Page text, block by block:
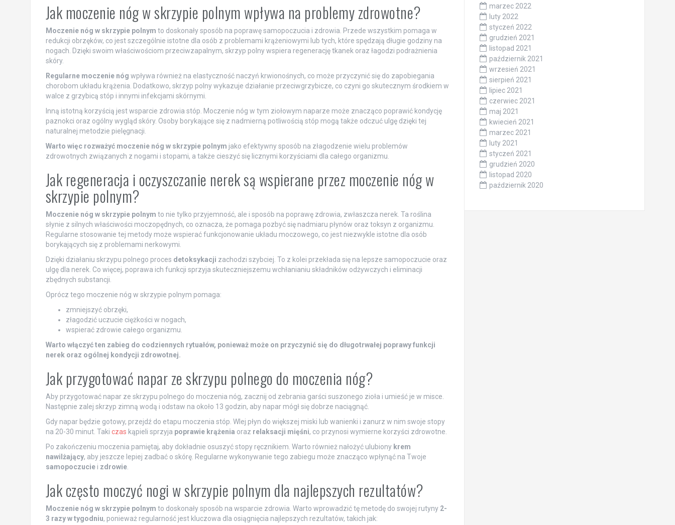
Jak moczenie nóg w skrzypie polnym wpływa na problemy zdrowotne?
Moczenie nóg w skrzypie polnym to doskonały sposób na poprawę samopoczucia i zdrowia. Przede wszystkim pomaga w
redukcji obrzęków, co jest szczególnie istotne dla osób z problemami krążeniowymi lub tych, które spędzają długie godziny na
nogach. Dzięki swoim właściwościom przeciwzapalnym, skrzyp polny wspiera regenerację tkanek oraz łagodzi podrażnienia
skóry.
Regularne moczenie nóg wpływa również na elastyczność naczyń krwionośnych, co może przyczynić się do zapobiegania
chorobom układu krążenia. Dodatkowo, skrzyp polny wykazuje działanie przeciwgrzybicze, co czyni go skutecznym środkiem w
walce z grzybicą stóp i innymi infekcjami skórnymi.
Inną istotną korzyścią jest wsparcie zdrowia stóp. Moczenie nóg w tym ziołowym naparze może znacząco poprawić kondycję
paznokci oraz ogólny wygląd skóry. Osoby borykające się z nadmierną potliwością stóp mogą także odczuć ulgę dzięki tej
naturalnej metodzie pielęgnacji.
Warto więc rozważyć moczenie nóg w skrzypie polnym jako efektywny sposób na złagodzenie wielu problemów
zdrowotnych związanych z nogami i stopami, a także cieszyć się licznymi korzyściami dla całego organizmu.
Jak regeneracja i oczyszczanie nerek są wspierane przez moczenie nóg w
skrzypie polnym?
Moczenie nóg w skrzypie polnym to nie tylko przyjemność, ale i sposób na poprawę zdrowia, zwłaszcza nerek. Ta roślina
słynie z silnych właściwości moczopędnych, co oznacza, że pomaga pozbyć się nadmiaru płynów oraz toksyn z organizmu.
Regularne stosowanie tej metody może wspierać funkcjonowanie układu moczowego, co jest niezwykle istotne dla osób
borykających się z problemami nerkowymi.
Dzięki działaniu skrzypu polnego proces detoksykacji zachodzi szybciej. To z kolei przekłada się na lepsze samopoczucie oraz
ulgę dla nerek. Co więcej, poprawa ich funkcji sprzyja skuteczniejszemu wchłanianiu składników odżywczych i eliminacji
zbędnych substancji.
Oprócz tego moczenie nóg w skrzypie polnym pomaga:
zmniejszyć obrzęki,
złagodzić uczucie ciężkości w nogach,
wspierać zdrowie całego organizmu.
Warto włączyć ten zabieg do codziennych rytuałów, ponieważ może on przyczynić się do długotrwałej poprawy funkcji
nerek oraz ogólnej kondycji zdrowotnej.
Jak przygotować napar ze skrzypu polnego do moczenia nóg?
Aby przygotować napar ze skrzypu polnego do moczenia nóg, zacznij od zebrania garści suszonego zioła i umieść je w misce.
Następnie zalej skrzyp zimną wodą i odstaw na około 13 godzin, aby napar mógł się dobrze naciągnąć.
Gdy napar będzie gotowy, przejdź do etapu moczenia stóp. Wlej płyn do większej miski lub wanienki i zanurz w nim swoje stopy
na 20-30 minut. Taki czas kąpieli sprzyja poprawie krążenia oraz relaksacji mięśni, co przynosi wymierne korzyści zdrowotne.
Po zakończeniu moczenia pamiętaj, aby dokładnie osuszyć stopy ręcznikiem. Warto również nałożyć ulubiony krem
nawilżający, aby jeszcze lepiej zadbać o skórę. Regularne wykonywanie tego zabiegu może znacząco wpłynąć na Twoje
samopoczuciei zdrowie.
Jak często moczyć nogi w skrzypie polnym dla najlepszych rezultatów?
Moczenie nóg w skrzypie polnym to doskonały sposób na wsparcie zdrowia. Warto wprowadzić tę metodę do swojej rutyny 2-
3 razy w tygodniu, ponieważ regularność jest kluczowa dla osiągnięcia najlepszych rezultatów, takich jak:
marzec 2022
luty 2022
styczeń 2022
grudzień 2021
listopad 2021
październik 2021
wrzesień 2021
sierpień 2021
lipiec 2021
czerwiec 2021
maj 2021
kwiecień 2021
marzec 2021
luty 2021
styczeń 2021
grudzień 2020
listopad 2020
październik 2020